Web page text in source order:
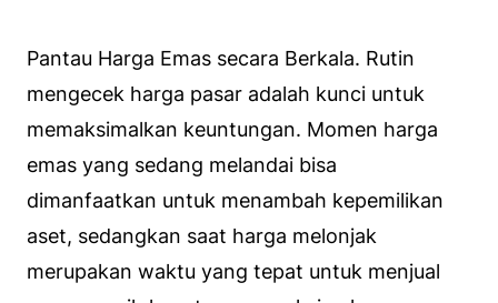
Pantau Harga Emas secara Berkala. Rutin
mengecek harga pasar adalah kunci untuk
memaksimalkan keuntungan. Momen harga
emas yang sedang melandai bisa
dimanfaatkan untuk menambah kepemilikan
aset, sedangkan saat harga melonjak
merupakan waktu yang tepat untuk menjual